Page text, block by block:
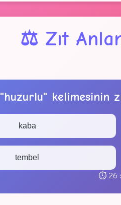
⚖️ Zıt
"huzurlu" kelimesinin
kaba
tembel
⏱️ 26